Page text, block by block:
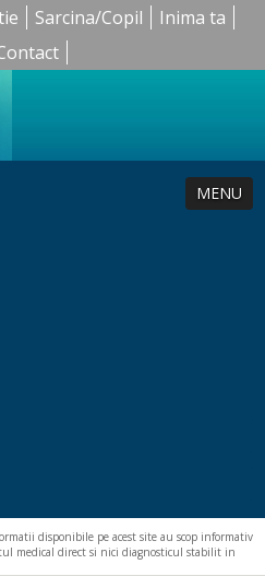
Sarcina/Copil
Inima ta
MENU
disponibile pe acest site au scop informativ
medical direct si nici diagnosticul stabilit in